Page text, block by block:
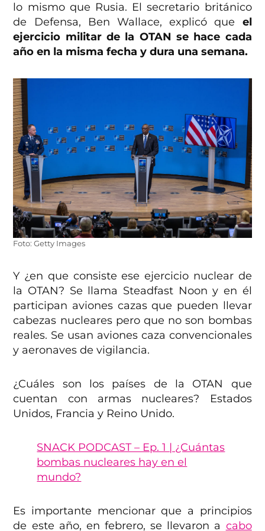
lo mismo que Rusia. El secretario británico
de Defensa, Ben Wallace, explicó que el
ejercicio militar de la OTAN se hace cada
año en la misma fecha y dura una semana.
Foto: Getty Images
Y ¿en que consiste ese ejercicio nuclear de
la OTAN? Se llama Steadfast Noon y en él
participan aviones cazas que pueden llevar
cabezas nucleares pero que no son bombas
reales. Se usan aviones caza convencionales
y aeronaves de vigilancia.
¿Cuáles son los países de la OTAN que
cuentan con armas nucleares? Estados
Unidos, Francia y Reino Unido.
SNACK PODCAST – Ep. 1 | ¿Cuántas
bombas nucleares hay en el
mundo?
Es importante mencionar que a principios
de este año, en febrero, se llevaron a cabo